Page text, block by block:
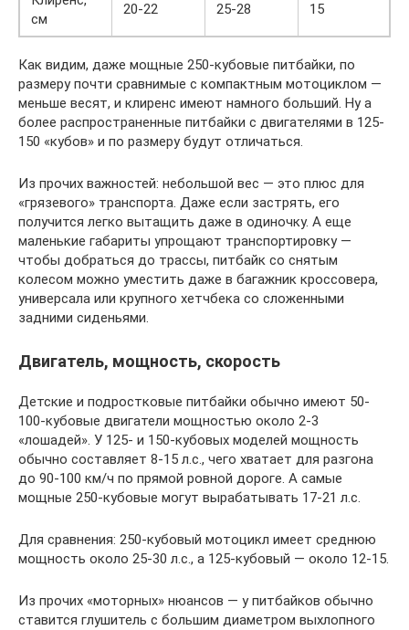
см
20-22 25-28 15
Как видим, даже мощные 250-кубовые питбайки, по
размеру почти сравнимые с компактным мотоциклом —
меньше весят, и клиренс имеют намного больший. Ну а
более распространенные питбайки с двигателями в 125-
150 «кубов» и по размеру будут отличаться.
Из прочих важностей: небольшой вес — это плюс для
«грязевого» транспорта. Даже если застрять, его
получится легко вытащить даже в одиночку. А еще
маленькие габариты упрощают транспортировку —
чтобы добраться до трассы, питбайк со снятым
колесом можно уместить даже в багажник кроссовера,
универсала или крупного хетчбека со сложенными
задними сиденьями.
Двигатель, мощность, скорость
Детские и подростковые питбайки обычно имеют 50-
100-кубовые двигатели мощностью около 2-3
«лошадей». У 125- и 150-кубовых моделей мощность
обычно составляет 8-15 л.с., чего хватает для разгона
до 90-100 км/ч по прямой ровной дороге. А самые
мощные 250-кубовые могут вырабатывать 17-21 л.с.
Для сравнения: 250-кубовый мотоцикл имеет среднюю
мощность около 25-30 л.с., а 125-кубовый — около 12-15.
Из прочих «моторных» нюансов — у питбайков обычно
ставится глушитель с большим диаметром выхлопного